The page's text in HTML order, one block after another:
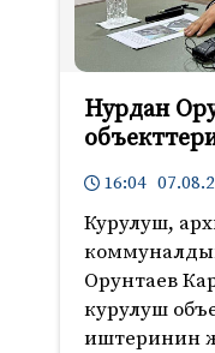
Нурдан
16:04
Курулуш,
Орунтаев
курулуш
иштеринин